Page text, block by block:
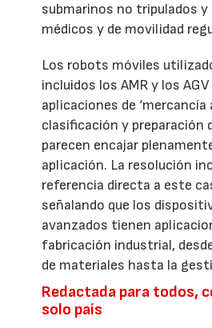
submarinos no tripulados
médicos y de movilidad
Los robots móviles
incluidos los AMR y los AGV
aplicaciones de ‘mercancía
clasificación y preparación
parecen encajar
aplicación. La resolución
referencia directa a este
señalando que los
avanzados tienen
fabricación industrial,
de materiales hasta la
Redactada para todos,
solo país